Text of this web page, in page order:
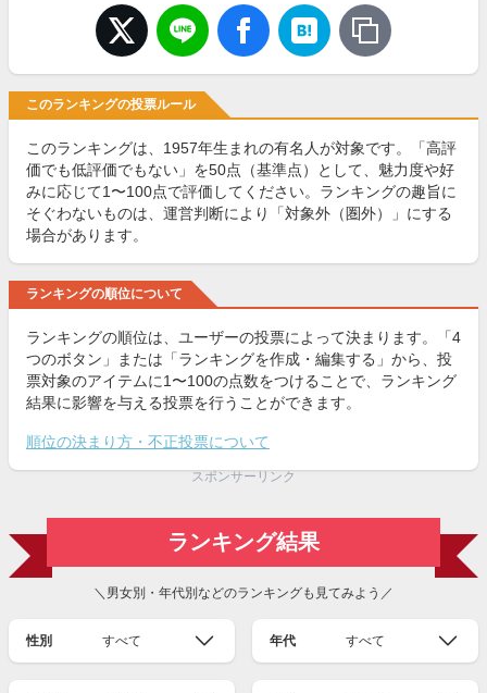
このランキングの投票ルール
このランキングは、1957年生まれの有名人が対象です。「高評
価でも低評価でもない」を50点（基準点）として、魅力度や好
みに応じて1〜100点で評価してください。ランキングの趣旨に
そぐわないものは、運営判断により「対象外（圏外）」にする
場合があります。
ランキングの順位について
ランキングの順位は、ユーザーの投票によって決まります。「4
つのボタン」または「ランキングを作成・編集する」から、投
票対象のアイテムに1〜100の点数をつけることで、ランキング
結果に影響を与える投票を行うことができます。
順位の決まり方・不正投票について
スポンサーリンク
ランキング結果
＼男女別・年代別などのランキングも見てみよう／
性別 すべて 年代 すべて